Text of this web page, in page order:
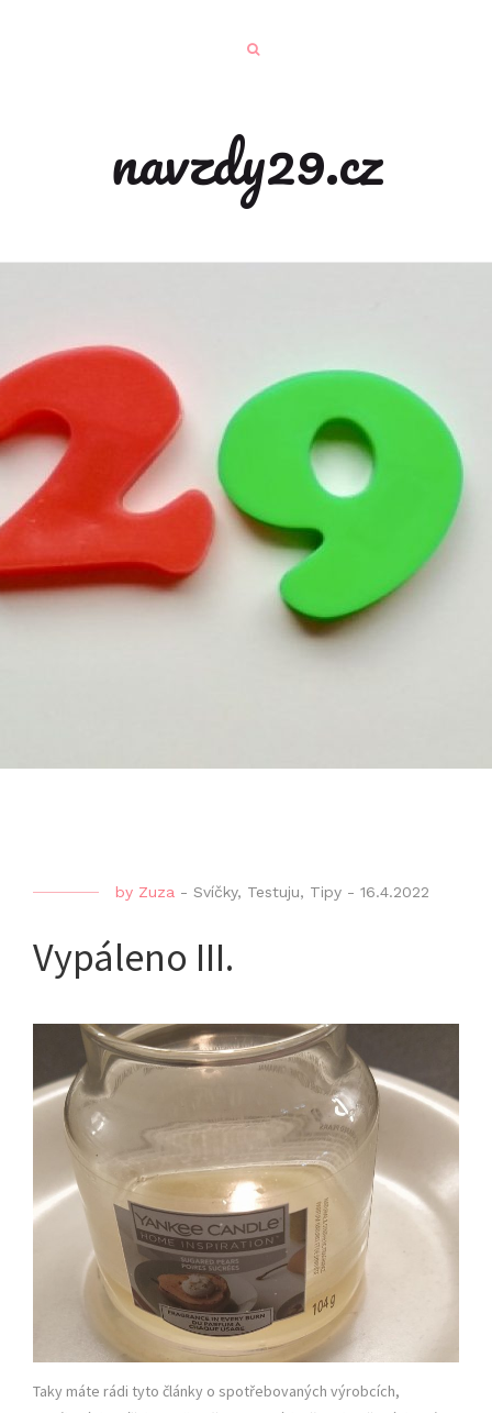
navzdy29.cz
by Zuza - Svíčky, Testuju, Tipy - 16.4.2022
Vypáleno III.
Taky máte rádi tyto články o spotřebovaných výrobcích,